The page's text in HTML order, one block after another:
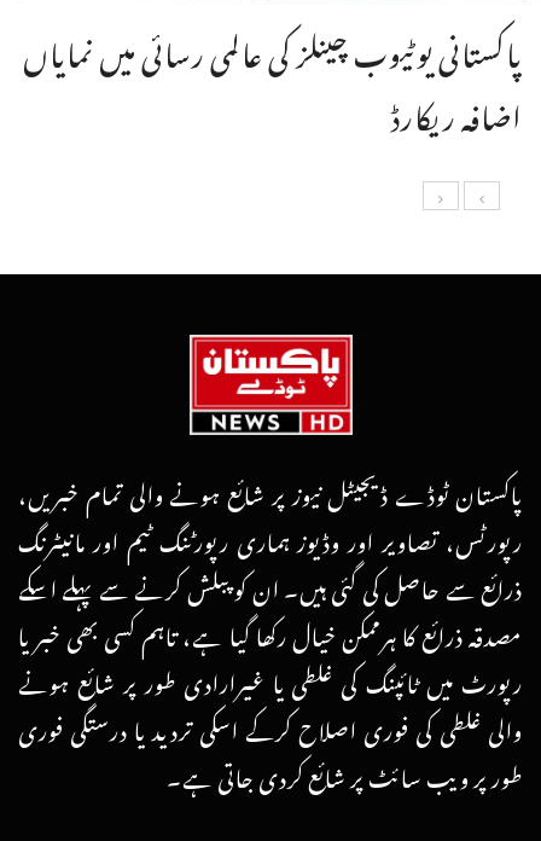
پاکستانی یوٹیوب چینلز کی عالمی رسائی میں نمایاں
اضافہ ریکارڈ
پاکستان ٹوڈے ڈیجیٹل نیوز پر شائع ہونے والی تمام خبریں،
رپورٹس، تصاویر اور وڈیوز ہماری رپورٹنگ ٹیم اور مانیٹرنگ
ذرائع سے حاصل کی گئی ہیں۔ ان کو پبلش کرنے سے پہلے اسکے
مصدقہ ذرائع کا ہرممکن خیال رکھا گیا ہے، تاہم کسی بھی خبر یا
رپورٹ میں ٹائپنگ کی غلطی یا غیرارادی طور پر شائع ہونے
والی غلطی کی فوری اصلاح کرکے اسکی تردید یا درستگی فوری
طور پر ویب سائٹ پر شائع کردی جاتی ہے۔